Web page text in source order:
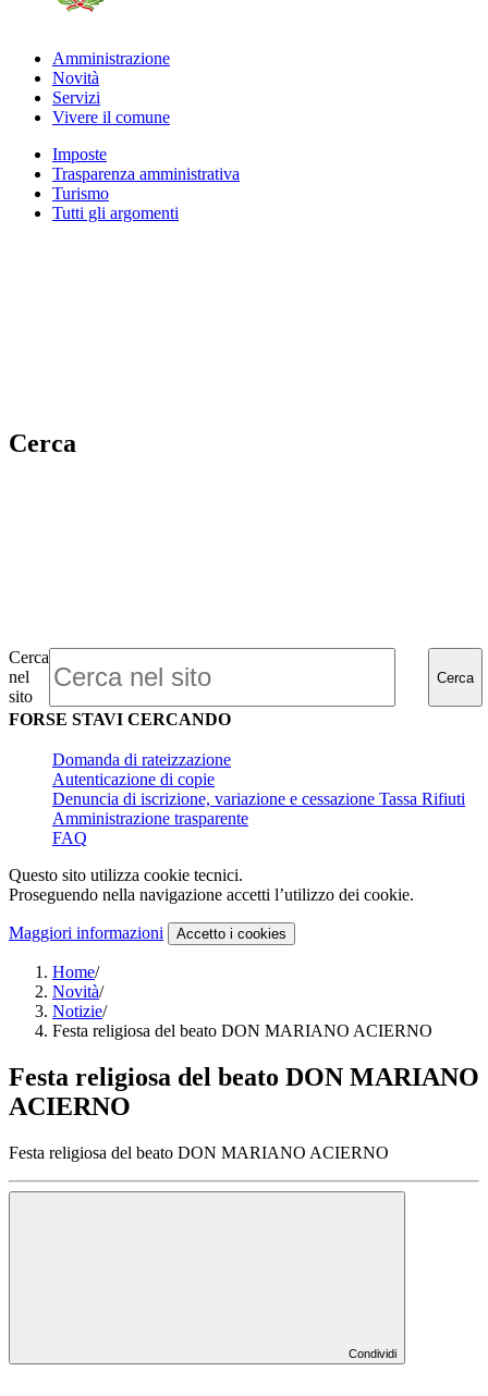
Amministrazione
Novità
Servizi
Vivere il comune
Imposte
Trasparenza amministrativa
Turismo
Tutti gli argomenti
Cerca
Cerca
nel
sito
Cerca
FORSE STAVI CERCANDO
Domanda di rateizzazione
Autenticazione di copie
Denuncia di iscrizione, variazione e cessazione Tassa Rifiuti
Amministrazione trasparente
FAQ
Questo sito utilizza cookie tecnici.
Proseguendo nella navigazione accetti l’utilizzo dei cookie.
Maggiori informazioni Accetto i cookies
Home/
Novità/
Notizie/
Festa religiosa del beato DON MARIANO ACIERNO
Festa religiosa del beato DON MARIANO
ACIERNO
Festa religiosa del beato DON MARIANO ACIERNO
Condividi